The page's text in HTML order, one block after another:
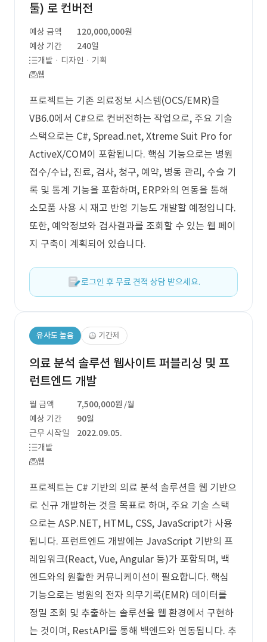
툴) 로 컨버전
예상 금액
120,000,000원
예상 기간
240일
개발 · 디자인 · 기획
웹
프로젝트는 기존 의료정보 시스템(OCS/EMR)을
VB6.0에서 C#으로 컨버전하는 작업으로, 주요 기술
스택으로는 C#, Spread.net, Xtreme Suit Pro for
ActiveX/COM이 포함됩니다. 핵심 기능으로는 병원
접수/수납, 진료, 검사, 청구, 예약, 병동 관리, 수술 기
록 및 통계 기능을 포함하며, ERP와의 연동을 통해
소모품 사용 시 재고 반영 기능도 개발할 예정입니다.
또한, 예약정보와 검사결과를 조회할 수 있는 웹 페이
지 구축이 계획되어 있습니다.
로그인 후 무료 견적 상담 받으세요.
유사도 높음 기간제
의료 분석 솔루션 웹사이트 퍼블리싱 및 프
런트엔드 개발
월 금액 7,500,000원 /월
예상 기간
90일
근무 시작일
2022.09.05.
개발
웹
프로젝트는 C# 기반의 의료 분석 솔루션을 웹 기반으
로 신규 개발하는 것을 목표로 하며, 주요 기술 스택
으로는 ASP.NET, HTML, CSS, JavaScript가 사용
됩니다. 프런트엔드 개발에는 JavaScript 기반의 프
레임워크(React, Vue, Angular 등)가 포함되며, 백
엔드와의 원활한 커뮤니케이션이 필요합니다. 핵심
기능으로는 병원의 전자 의무기록(EMR) 데이터를
정밀 조회 및 추출하는 솔루션을 웹 환경에서 구현하
는 것이며, RestAPI를 통해 백엔드와 연동됩니다. 추